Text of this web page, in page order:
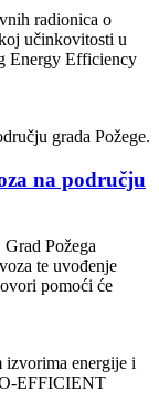
radionica o
učinkovitosti u
Energy Efficiency
na području
Požega
te uvođenje
pomoći će